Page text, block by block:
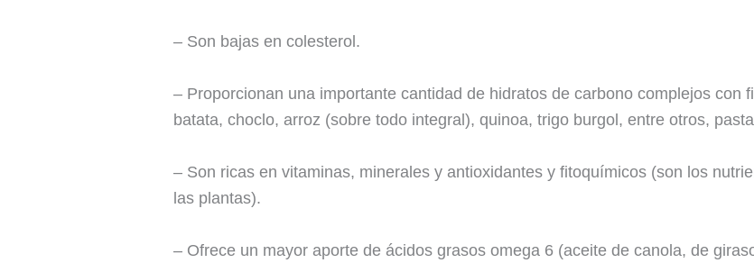
– Son bajas en colesterol.
– Proporcionan una importante cantidad de hidratos de carbono complejos con
batata, choclo, arroz (sobre todo integral), quinoa, trigo burgol, entre otros,
– Son ricas en vitaminas, minerales y antioxidantes y fitoquímicos (son los
las plantas).
– Ofrece un mayor aporte de ácidos grasos omega 6 (aceite de canola, de